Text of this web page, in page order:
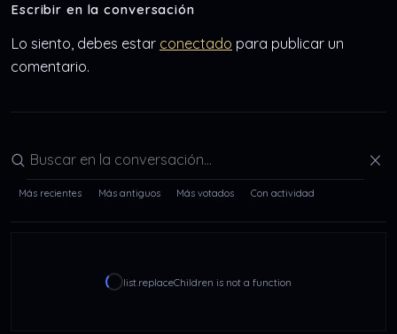
Escribir en la conversación
Lo siento, debes estar conectado para publicar un
comentario.
Buscar en la conversación
Más recientes Más antiguos Más votados Con actividad
list.replaceChildren is not a function